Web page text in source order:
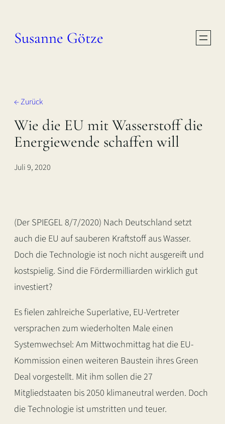
springen
Susanne Götze
← Zurück
Wie die EU mit Wasserstoff die
Energiewende schaffen will
Juli 9, 2020
(Der SPIEGEL 8/7/2020) Nach Deutschland setzt
auch die EU auf sauberen Kraftstoff aus Wasser.
Doch die Technologie ist noch nicht ausgereift und
kostspielig. Sind die Fördermilliarden wirklich gut
investiert?
Es fielen zahlreiche Superlative, EU-Vertreter
versprachen zum wiederholten Male einen
Systemwechsel: Am Mittwochmittag hat die EU-
Kommission einen weiteren Baustein ihres Green
Deal vorgestellt. Mit ihm sollen die 27
Mitgliedstaaten bis 2050 klimaneutral werden. Doch
die Technologie ist umstritten und teuer.